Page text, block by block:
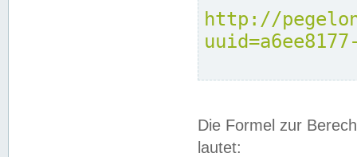
http://
Die Formel zur
lautet: